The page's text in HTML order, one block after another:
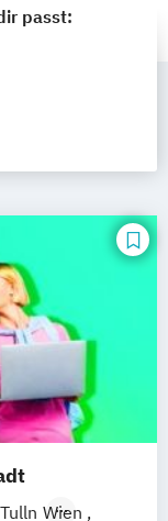
passt:
Tulln Wien